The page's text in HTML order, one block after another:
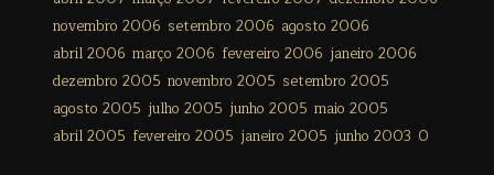
novembro 2006 setembro 2006 agosto 2006
abril 2006 março 2006 fevereiro 2006 janeiro 2006
dezembro 2005 novembro 2005 setembro 2005
agosto 2005 julho 2005 junho 2005 maio 2005
abril 2005 fevereiro 2005 janeiro 2005 junho 2003 0